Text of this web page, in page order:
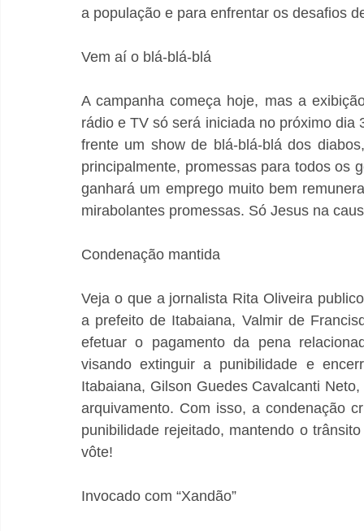
a população e para enfrentar os desafios
Vem aí o blá-blá-blá
A campanha começa hoje, mas a
rádio e TV só será iniciada no próximo
frente um show de blá-blá-blá dos
principalmente, promessas para todos os
ganhará um emprego muito bem
mirabolantes promessas. Só Jesus na
Condenação mantida
Veja o que a jornalista Rita Oliveira
a prefeito de Itabaiana, Valmir de
efetuar o pagamento da pena
visando extinguir a punibilidade e
Itabaiana, Gilson Guedes Cavalcanti
arquivamento. Com isso, a condenação
punibilidade rejeitado, mantendo o
vôte!
Invocado com “Xandão”